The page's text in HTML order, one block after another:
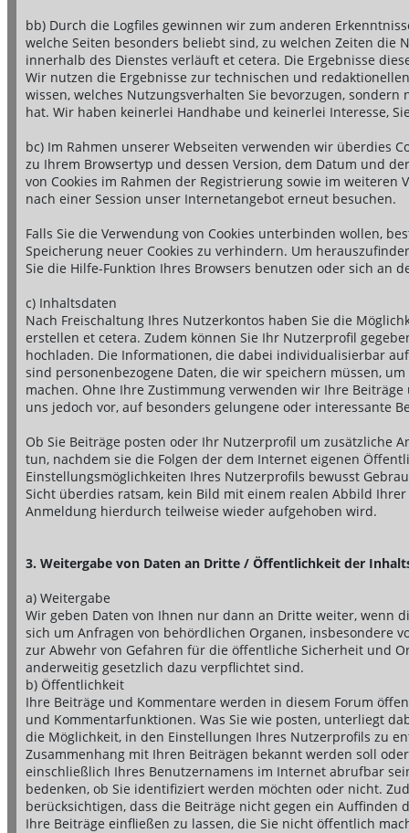
bb) Durch die Logfiles gewinnen wir zum anderen
welche Seiten besonders beliebt sind, zu welchen Zeiten die
innerhalb des Dienstes verläuft et cetera. Die Ergebnisse
Wir nutzen die Ergebnisse zur technischen und
wissen, welches Nutzungsverhalten Sie bevorzugen,
hat. Wir haben keinerlei Handhabe und keinerlei Interesse,
bc) Im Rahmen unserer Webseiten verwenden wir überdies
zu Ihrem Browsertyp und dessen Version, dem Datum und
von Cookies im Rahmen der Registrierung sowie im weiteren
nach einer Session unser Internetangebot erneut besuchen.
Falls Sie die Verwendung von Cookies unterbinden wollen,
Speicherung neuer Cookies zu verhindern. Um
Sie die Hilfe-Funktion Ihres Browsers benutzen oder sich an
c) Inhaltsdaten
Nach Freischaltung Ihres Nutzerkontos haben Sie die
erstellen et cetera. Zudem können Sie Ihr Nutzerprofil
hochladen. Die Informationen, die dabei individualisierbar
sind personenbezogene Daten, die wir speichern müssen,
machen. Ohne Ihre Zustimmung verwenden wir Ihre
uns jedoch vor, auf besonders gelungene oder interessante
Ob Sie Beiträge posten oder Ihr Nutzerprofil um zusätzliche
tun, nachdem sie die Folgen der dem Internet eigenen
Einstellungsmöglichkeiten Ihres Nutzerprofils bewusst
Sicht überdies ratsam, kein Bild mit einem realen Abbild
Anmeldung hierdurch teilweise wieder aufgehoben wird.
3. Weitergabe von Daten an Dritte / Öffentlichkeit der
a) Weitergabe
Wir geben Daten von Ihnen nur dann an Dritte weiter, wenn
sich um Anfragen von behördlichen Organen, insbesondere
zur Abwehr von Gefahren für die öffentliche Sicherheit und
anderweitig gesetzlich dazu verpflichtet sind.
b) Öffentlichkeit
Ihre Beiträge und Kommentare werden in diesem Forum
und Kommentarfunktionen. Was Sie wie posten, unterliegt
die Möglichkeit, in den Einstellungen Ihres Nutzerprofils zu
Zusammenhang mit Ihren Beiträgen bekannt werden soll
einschließlich Ihres Benutzernamens im Internet abrufbar
bedenken, ob Sie identifiziert werden möchten oder nicht.
berücksichtigen, dass die Beiträge nicht gegen ein
Ihre Beiträge einfließen zu lassen, die Sie nicht öffentlich